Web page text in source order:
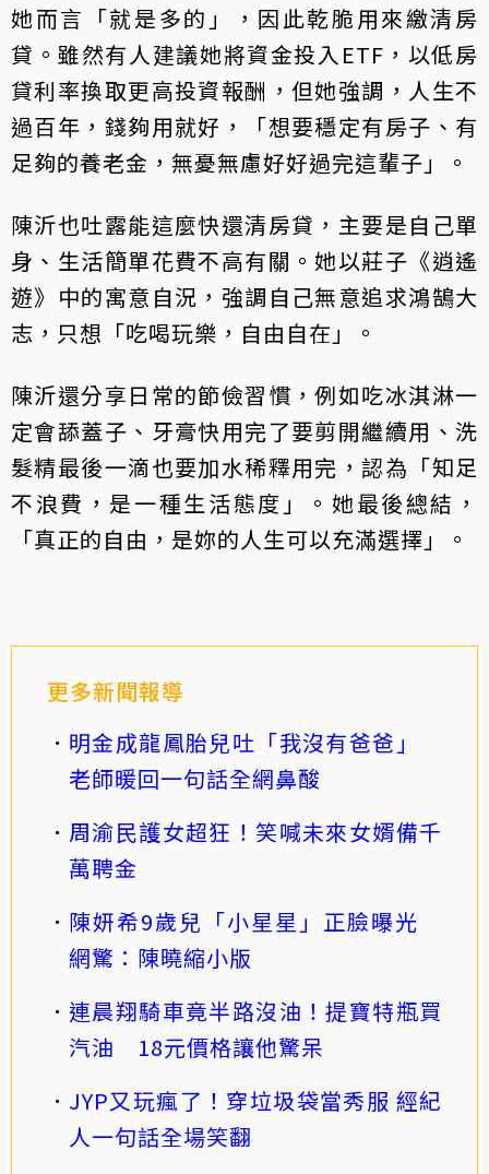
她而言「就是多的」，因此乾脆用來繳清房
貸。雖然有人建議她將資金投入ETF，以低房
貸利率換取更高投資報酬，但她強調，人生不
過百年，錢夠用就好，「想要穩定有房子、有
足夠的養老金，無憂無慮好好過完這輩子」。
陳沂也吐露能這麼快還清房貸，主要是自己單
身、生活簡單花費不高有關。她以莊子《逍遙
遊》中的寓意自況，強調自己無意追求鴻鵠大
志，只想「吃喝玩樂，自由自在」。
陳沂還分享日常的節儉習慣，例如吃冰淇淋一
定會舔蓋子、牙膏快用完了要剪開繼續用、洗
髮精最後一滴也要加水稀釋用完，認為「知足
不浪費，是一種生活態度」。她最後總結，
「真正的自由，是妳的人生可以充滿選擇」。
更多新聞報導
明金成龍鳳胎兒吐「我沒有爸爸」
老師暖回一句話全網鼻酸
周渝民護女超狂！笑喊未來女婿備千
萬聘金
陳妍希9歲兒「小星星」正臉曝光
網驚：陳曉縮小版
連晨翔騎車竟半路沒油！提寶特瓶買
汽油 18元價格讓他驚呆
JYP又玩瘋了！穿垃圾袋當秀服 經紀
人一句話全場笑翻